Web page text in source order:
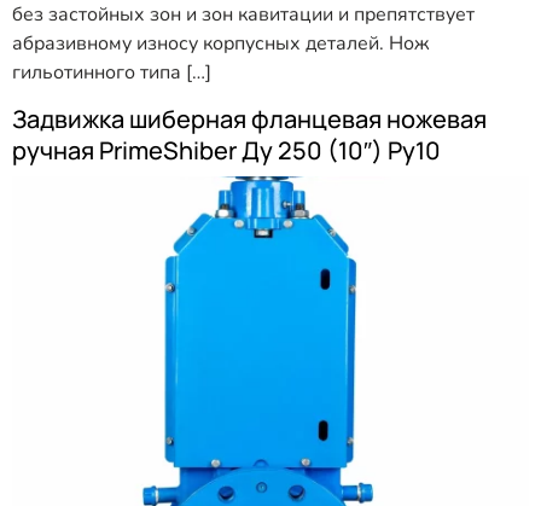
без застойных зон и зон кавитации и препятствует
абразивному износу корпусных деталей. Нож
гильотинного типа […]
Задвижка шиберная фланцевая ножевая
ручная PrimeShiber Ду 250 (10″) Ру10